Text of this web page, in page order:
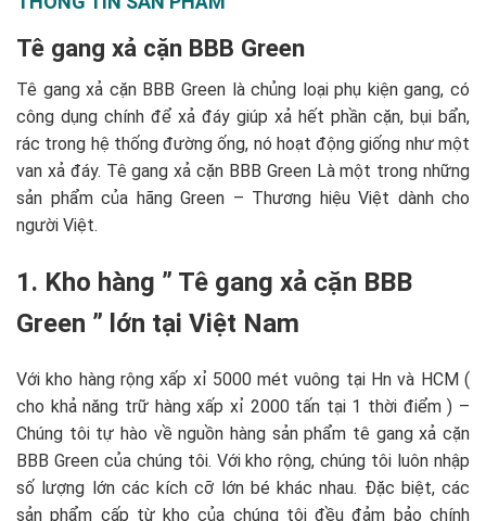
Tê gang xả cặn BBB Green
Tê gang xả cặn BBB Green là chủng loại phụ kiện gang, có
công dụng chính để xả đáy giúp xả hết phần cặn, bụi bẩn,
rác trong hệ thống đường ống, nó hoạt động giống như một
van xả đáy. Tê gang xả cặn BBB Green Là một trong những
sản phẩm của hãng Green – Thương hiệu Việt dành cho
người Việt.
1. Kho hàng ” Tê gang xả cặn BBB
Green ” lớn tại Việt Nam
Với kho hàng rộng xấp xỉ 5000 mét vuông tại Hn và HCM (
cho khả năng trữ hàng xấp xỉ 2000 tấn tại 1 thời điểm ) –
Chúng tôi tự hào về nguồn hàng sản phẩm tê gang xả cặn
BBB Green của chúng tôi. Với kho rộng, chúng tôi luôn nhập
số lượng lớn các kích cỡ lớn bé khác nhau. Đặc biệt, các
sản phẩm cấp từ kho của chúng tôi đều đảm bảo chính